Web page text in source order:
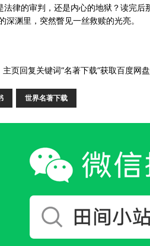
法律的审判，还是内心的地狱？读完
渊里，突然瞥见一丝救赎的光亮。
页回复关键词“名著下载”获取百度网
世界名著下载